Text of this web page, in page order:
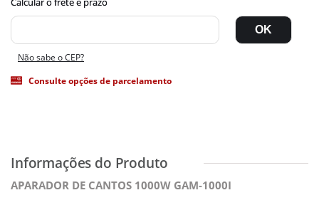
Não sabe o CEP?
Consulte opções de parcelamento
APARADOR DE CANTOS 1000W GAM-1000I